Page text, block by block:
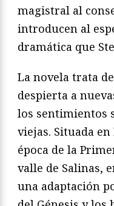
magistral al
introducen al
dramática que
La novela trata
despierta a
los sentimientos
viejas. Situada
época de la
valle de Salinas,
una adaptación